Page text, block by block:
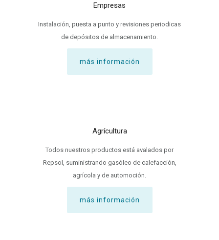
Empresas
Instalación, puesta a punto y revisiones periodicas
de depósitos de almacenamiento.
más información
Agrícultura
Todos nuestros productos está avalados por
Repsol, suministrando gasóleo de calefacción,
agrícola y de automoción.
más información